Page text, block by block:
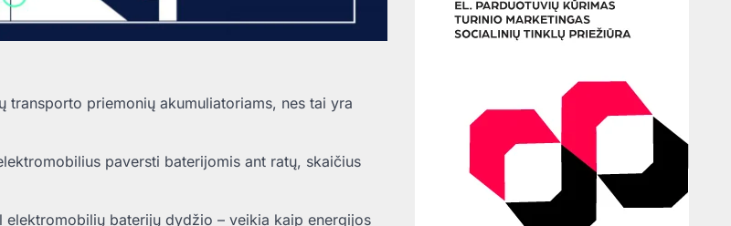
priemonių akumuliatoriams, nes tai yra
paversti baterijomis ant ratų, skaičius
baterijų dydžio – veikia kaip energijos